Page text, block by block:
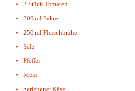
2 Stück Tomaten
200 ml Sahne
250 ml Fleischbrühe
Salz
Pfeffer
Mehl
geriebener Käse